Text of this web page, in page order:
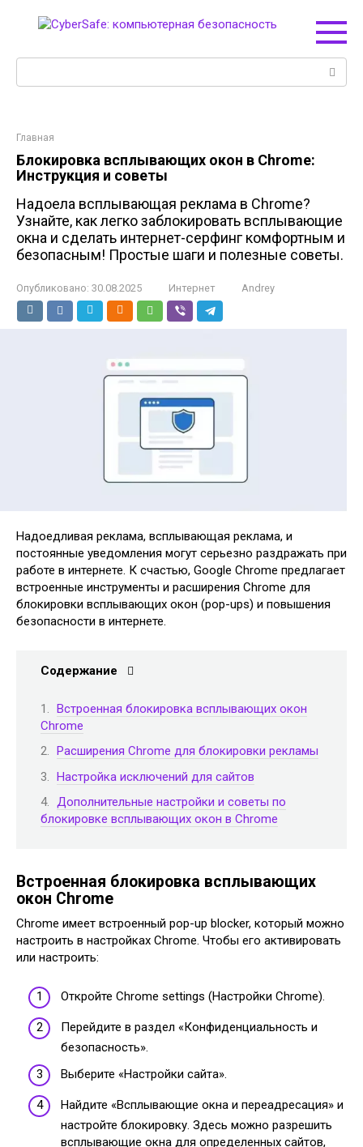
Главная
Блокировка всплывающих окон в Chrome:
Инструкция и советы
Надоела всплывающая реклама в Chrome?
Узнайте, как легко заблокировать всплывающие
окна и сделать интернет-серфинг комфортным и
безопасным! Простые шаги и полезные советы.
Опубликовано: 30.08.2025 Интернет Andrey
Надоедливая реклама, всплывающая реклама, и
постоянные уведомления могут серьезно раздражать при
работе в интернете. К счастью, Google Chrome предлагает
встроенные инструменты и расширения Chrome для
блокировки всплывающих окон (pop-ups) и повышения
безопасности в интернете.
Содержание
Встроенная блокировка всплывающих окон
Chrome
Расширения Chrome для блокировки рекламы
Настройка исключений для сайтов
Дополнительные настройки и советы по
блокировке всплывающих окон в Chrome
Встроенная блокировка всплывающих
окон Chrome
Chrome имеет встроенный pop-up blocker, который можно
настроить в настройках Chrome. Чтобы его активировать
или настроить:
Откройте Chrome settings (Настройки Chrome).
Перейдите в раздел «Конфиденциальность и
безопасность».
Выберите «Настройки сайта».
Найдите «Всплывающие окна и переадресация» и
настройте блокировку. Здесь можно разрешить
всплывающие окна для определенных сайтов,